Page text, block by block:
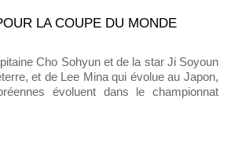
LA COUPE DU MONDE
Cho Sohyun et de la star Ji Soyoun
et de Lee Mina qui évolue au Japon,
évoluent dans le championnat